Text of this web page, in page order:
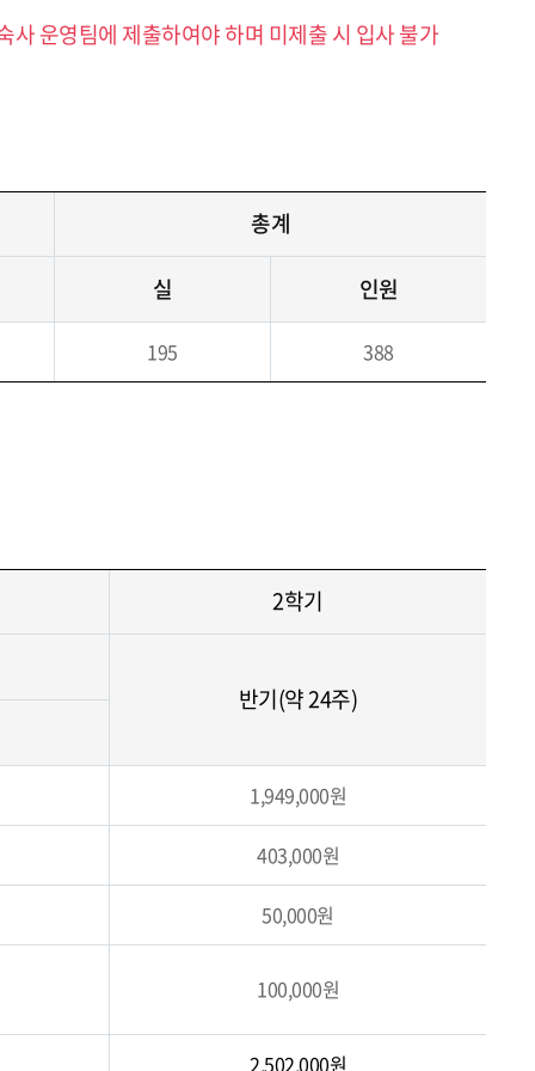
운영팀에 제출하여야 하며 미제출 시 입사 불가
총계
실 인원
195 388
2학기
반기(약 24주)
1,949,000원
403,000원
50,000원
100,000원
2,502,000원